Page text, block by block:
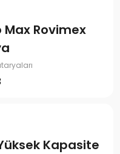
Max Rovimex
Kapasite